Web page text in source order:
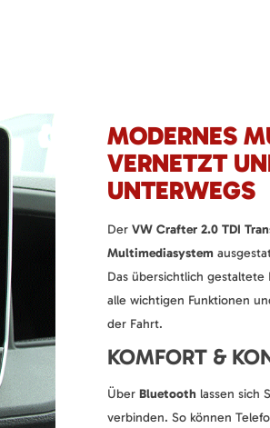
MODERNES
VERNETZT
UNTERWEGS
Der VW Crafter 2.0 TDI
Multimediasystem
Das übersichtlich
alle wichtigen Funktionen
der Fahrt.
KOMFORT &
Über Bluetooth lassen sich
verbinden. So können